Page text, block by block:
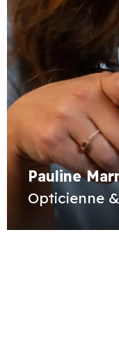
Pauline
Opticienne